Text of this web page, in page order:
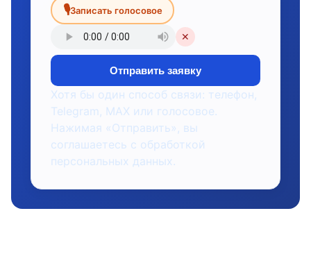
🎙Записать голосовое
✕
Отправить заявку
Хотя бы один способ связи: телефон,
Telegram, MAX или голосовое.
Нажимая «Отправить», вы
соглашаетесь с обработкой
персональных данных.